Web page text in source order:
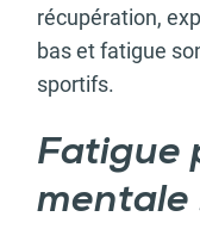
récupération,
bas et fatigue
sportifs.
Fatigue
mentale